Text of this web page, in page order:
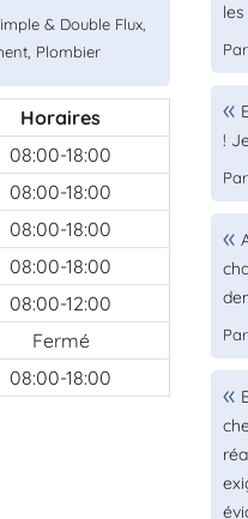
& Double Flux,
Plombier
Horaires
08:00-18:00
08:00-18:00
08:00-18:00
08:00-18:00
08:00-12:00
Fermé
08:00-18:00
Par
!
Par
Par